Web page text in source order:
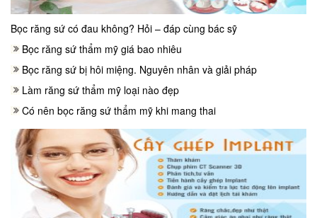
Bọc răng sứ có đau không? Hỏi – đáp cùng bác sỹ
Bọc răng sứ thẩm mỹ giá bao nhiêu
Bọc răng sứ bị hôi miệng. Nguyên nhân và giải pháp
Làm răng sứ thẩm mỹ loại nào đẹp
Có nên bọc răng sứ thẩm mỹ khi mang thai